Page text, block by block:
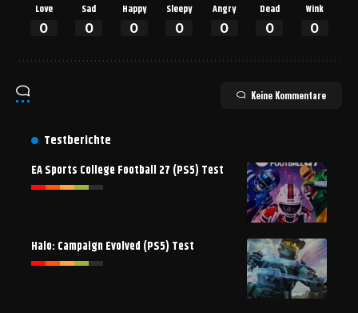
Love
0
Sad
0
Happy
0
Sleepy
0
Angry
0
Dead
0
Wink
0
Keine Kommentare
Testberichte
EA Sports College Football 27 (PS5) Test
Halo: Campaign Evolved (PS5) Test